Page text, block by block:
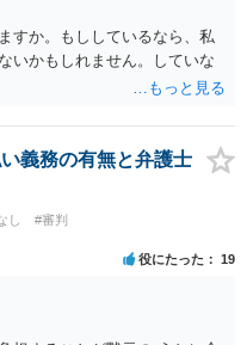
慰謝料請求してきたとして
せん。 ご心配であれば、審判
談してみてください。
すか。もししているなら、私
いかもしれません。していな
義務の有無と弁護士
し
#審判
役にたった 19